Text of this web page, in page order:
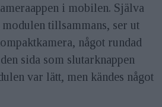
i mobilen. Själva
tillsammans, ser ut
något rundad
sida som slutarknappen
var lätt, men kändes något